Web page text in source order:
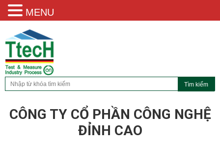
CÔNG TY CỔ PHẦN CÔNG NGHỆ
ĐỈNH CAO
MENU